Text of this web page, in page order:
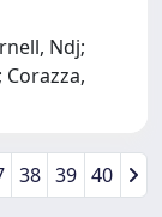
Ndj;
Corazza,
38 39 40